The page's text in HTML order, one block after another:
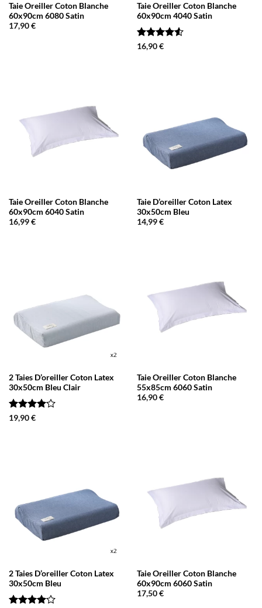
Taie Oreiller Coton Blanche
60x90cm 6080 Satin
17,90€
Taie Oreiller Coton Blanche
60x90cm 4040 Satin
Note4.5
16,90€
Taie Oreiller Coton Blanche
60x90cm 6040 Satin
16,99€
Taie D’oreiller Coton Latex
30x50cm Bleu
14,99€
2 Taies D’oreiller Coton Latex
30x50cm Bleu Clair
Note4
19,90€
Taie Oreiller Coton Blanche
55x85cm 6060 Satin
16,90€
2 Taies D’oreiller Coton Latex
30x50cm Bleu
Taie Oreiller Coton Blanche
60x90cm 6060 Satin
17,50€